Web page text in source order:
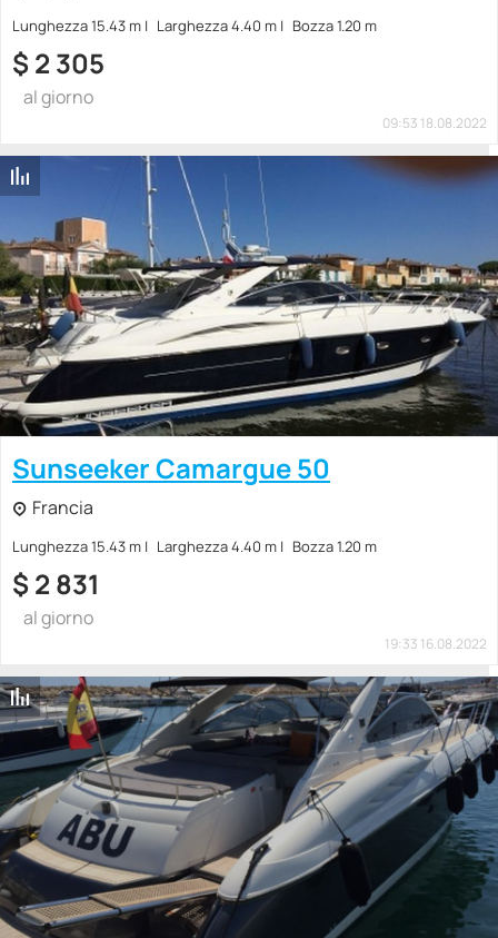
Lunghezza 15.43 m Larghezza 4.40 m Bozza 1.20 m
$ 2 305
al giorno
09:53 18.08.2022
Sunseeker Camargue 50
Francia
Lunghezza 15.43 m Larghezza 4.40 m Bozza 1.20 m
$ 2 831
al giorno
19:33 16.08.2022